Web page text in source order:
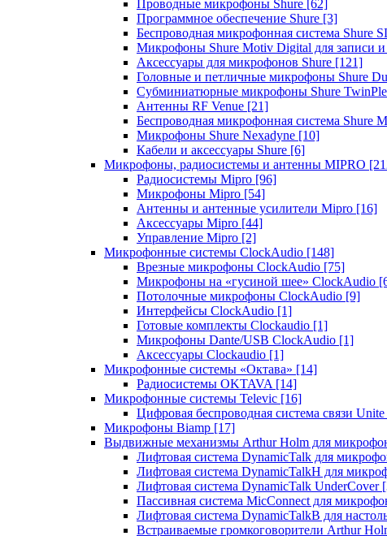
Проводные микрофоны Shure [62]
Программное обеспечение Shure [3]
Беспроводная микрофонная система Shure
Микрофоны Shure Motiv Digital для записи и
Аксессуары для микрофонов Shure [121]
Головные и петличные микрофоны Shure
Субминиатюрные микрофоны Shure
Антенны RF Venue [21]
Беспроводная микрофонная система Shure
Микрофоны Shure Nexadyne [10]
Кабели и аксессуары Shure [6]
Микрофоны, радиосистемы и антенны MIPRO
Радиосистемы Mipro [96]
Микрофоны Mipro [54]
Антенны и антенные усилители Mipro [16]
Аксессуары Mipro [44]
Управление Mipro [2]
Микрофонные системы ClockAudio [148]
Врезные микрофоны ClockAudio [75]
Микрофоны на «гусиной шее» ClockAudio
Потолочные микрофоны ClockAudio [9]
Интерфейсы ClockAudio [1]
Готовые комплекты Clockaudio [1]
Микрофоны Dante/USB ClockAudio [1]
Аксессуары Clockaudio [1]
Микрофонные системы «Октава» [14]
Радиосистемы OKTAVA [14]
Микрофонные системы Televic [16]
Цифровая беспроводная система связи Unite
Микрофоны Biamp [17]
Выдвижные механизмы Arthur Holm для
Лифтовая система DynamicTalk для
Лифтовая система DynamicTalkH для
Лифтовая система DynamicTalk UnderCover
Пассивная система MicConnect для
Лифтовая система DynamicTalkB для
Встраиваемые громкоговорители Arthur